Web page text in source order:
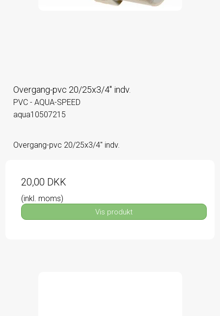
Overgang-pvc 20/25x3/4" indv.
PVC - AQUA-SPEED
aqua10507215
Overgang-pvc 20/25x3/4" indv.
20,00 DKK
(inkl. moms)
Vis produkt